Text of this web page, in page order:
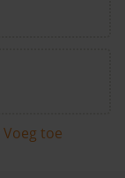
Voeg toe